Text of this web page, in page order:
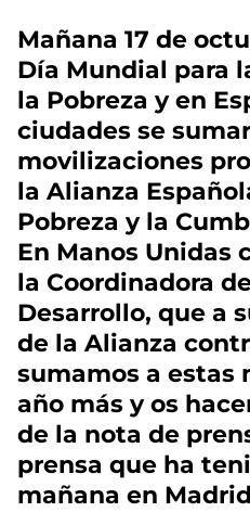
Mañana 17 de
Día Mundial para
la Pobreza y en
ciudades se
movilizaciones
la Alianza
Pobreza y la
En Manos Unidas
la Coordinadora
Desarrollo, que a
de la Alianza
sumamos a estas
año más y os
de la nota de
prensa que ha
mañana en